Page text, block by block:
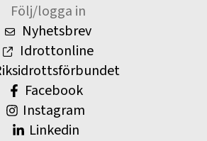
Följ/logga in
Nyhetsbrev
Idrottonline
Facebook
Instagram
Linkedin